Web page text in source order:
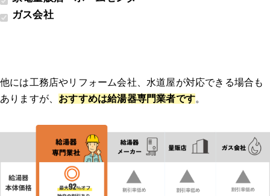
ガス会社
他には工務店やリフォーム会社、水道屋が対応できる場合も
ありますが、 おすすめは給湯器専門業者です。